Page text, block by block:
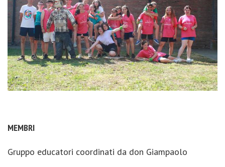
MEMBRI
Gruppo educatori coordinati da don Giampaolo